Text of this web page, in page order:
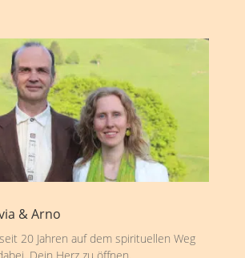
& Arno
20 Jahren auf dem spirituellen Weg